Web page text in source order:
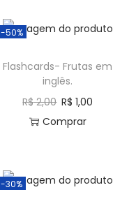
-50%
Flashcards- Frutas em
inglês.
R$2,00 R$ 1,00
Comprar
-30%